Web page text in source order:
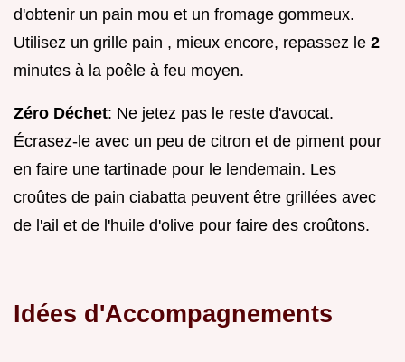
d'obtenir un pain mou et un fromage gommeux.
Utilisez un grille pain , mieux encore, repassez le 2
minutes à la poêle à feu moyen.
Zéro Déchet: Ne jetez pas le reste d'avocat.
Écrasez-le avec un peu de citron et de piment pour
en faire une tartinade pour le lendemain. Les
croûtes de pain ciabatta peuvent être grillées avec
de l'ail et de l'huile d'olive pour faire des croûtons.
Idées d'Accompagnements